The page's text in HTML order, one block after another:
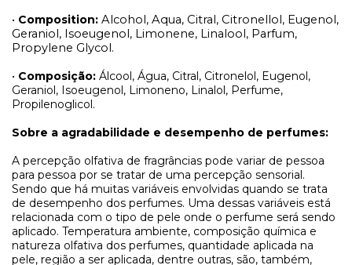
• Composition: Alcohol, Aqua, Citral, Citronellol, Eugenol,
Geraniol, Isoeugenol, Limonene, Linalool, Parfum,
Propylene Glycol.
• Composição: Álcool, Água, Citral, Citronelol, Eugenol,
Geraniol, Isoeugenol, Limoneno, Linalol, Perfume,
Propilenoglicol.
Sobre a agradabilidade e desempenho de perfumes:
A percepção olfativa de fragrâncias pode variar de pessoa
para pessoa por se tratar de uma percepção sensorial.
Sendo que há muitas variáveis envolvidas quando se trata
de desempenho dos perfumes. Uma dessas variáveis está
relacionada com o tipo de pele onde o perfume será sendo
aplicado. Temperatura ambiente, composição química e
natureza olfativa dos perfumes, quantidade aplicada na
pele, região a ser aplicada, dentre outras, são, também,